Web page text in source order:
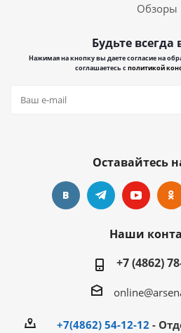
Обзоры
Будьте всегда
Нажимая на кнопку вы даете согласие на
соглашаетесь сполитикой
Оставайтесь
Наши
+7 (4862)
+7(4862) 54-12-12 -